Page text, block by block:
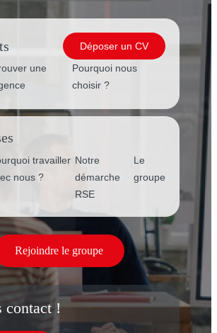
Déposer un CV
une
Pourquoi nous
choisir ?
travailler
nous ?
Notre
démarche
RSE
Le
groupe
Rejoindre le groupe
contact !